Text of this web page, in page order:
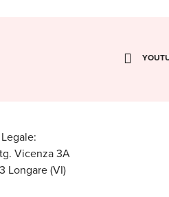
Vicenza 3A
Longare (VI)